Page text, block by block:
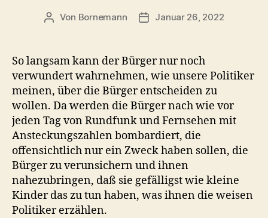
Beitragsautor
Von Bornemann Veröffentlichungsdatum
Januar 26, 2022
So langsam kann der Bürger nur noch
verwundert wahrnehmen, wie unsere Politiker
meinen, über die Bürger entscheiden zu
wollen. Da werden die Bürger nach wie vor
jeden Tag von Rundfunk und Fernsehen mit
Ansteckungszahlen bombardiert, die
offensichtlich nur ein Zweck haben sollen, die
Bürger zu verunsichern und ihnen
nahezubringen, daß sie gefälligst wie kleine
Kinder das zu tun haben, was ihnen die weisen
Politiker erzählen.